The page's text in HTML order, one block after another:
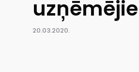
20.03.2020.